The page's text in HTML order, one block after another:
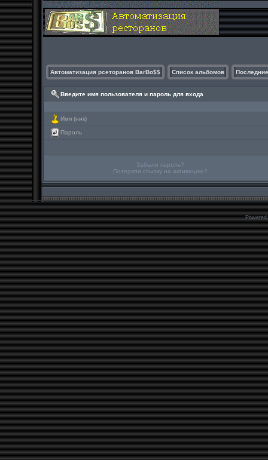
Автоматизация рсеторанов BarBo$$ Список альбомов
Введите имя пользователя и пароль для входа
Имя (ник)
Пароль
Забыли пароль?
Потеряли ссылку на активацию?